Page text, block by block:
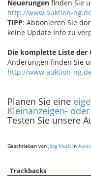
Neuerungen finden Sie
http://www.auktion-
TIPP: Abbonieren Sie
keine Update Info zu
Die komplette Liste der
Änderungen finden Sie
http://www.auktion-
Planen Sie eine
Kleinanzeigen-
Testen Sie unsere
Geschrieben von Jörg Muth in
Trackbacks